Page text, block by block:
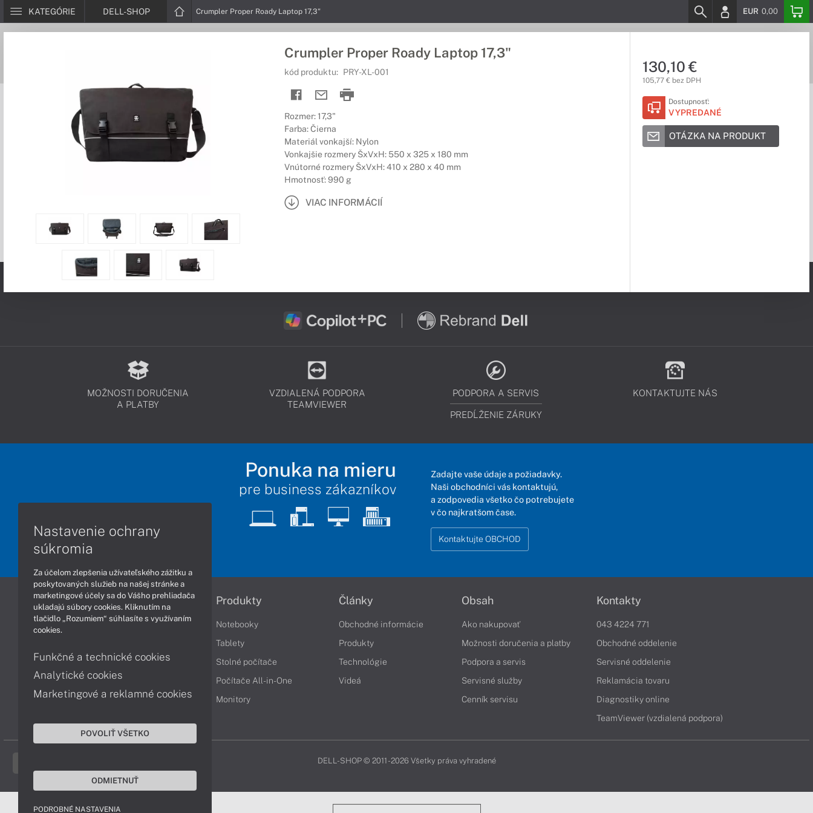
KATEGÓRIE DELL-SHOP Crumpler Proper Roady Laptop 17,3" EUR 0,00
Crumpler Proper Roady Laptop 17,3"
kód produktu: PRY-XL-001
Rozmer: 17,3"
Farba: Čierna
Materiál vonkajší: Nylon
Vonkajšie rozmery ŠxVxH: 550 x 325 x 180 mm
Vnútorné rozmery ŠxVxH: 410 x 280 x 40 mm
Hmotnosť: 990 g
VIAC INFORMÁCIÍ
130,10 €
105,77 € bez DPH
Dostupnosť:
VYPREDANÉ
OTÁZKA NA PRODUKT
MOŽNOSTI DORUČENIA
A PLATBY
VZDIALENÁ PODPORA
TEAMVIEWER
PODPORA A SERVIS
PREDĹŽENIE ZÁRUKY
KONTAKTUJTE NÁS
Ponuka na mieru
pre business zákazníkov
Zadajte vaše údaje a požiadavky.
Naši obchodníci vás kontaktujú,
a zodpovedia všetko čo potrebujete
v čo najkratšom čase.
Kontaktujte OBCHOD
Informácie
Obchodné podmienky
Ochrana osobných údajov
Vrátenie tovaru
Vyhlásenie o prístupnosti
Produkty
Notebooky
Tablety
Stolné počítače
Počítače All-in-One
Monitory
Články
Obchodné informácie
Produkty
Technológie
Videá
Obsah
Ako nakupovať
Možnosti doručenia a platby
Podpora a servis
Servisné služby
Cenník servisu
Kontakty
043 4224 771
Obchodné oddelenie
Servisné oddelenie
Reklamácia tovaru
Diagnostiky online
TeamViewer (vzdialená podpora)
DELL-SHOP © 2011 - 2026 Všetky práva vyhradené
Nastavenie ochrany
súkromia
Za účelom zlepšenia užívateľského zážitku a
poskytovaných služieb na našej stránke a
marketingové účely sa do Vášho prehliadača
ukladajú súbory cookies. Kliknutím na
tlačidlo „Rozumiem“ súhlasíte s využívaním
cookies.
Funkčné a technické cookies
Analytické cookies
Marketingové a reklamné cookies
POVOLIŤ VŠETKO
ODMIETNUŤ
PODROBNÉ NASTAVENIA